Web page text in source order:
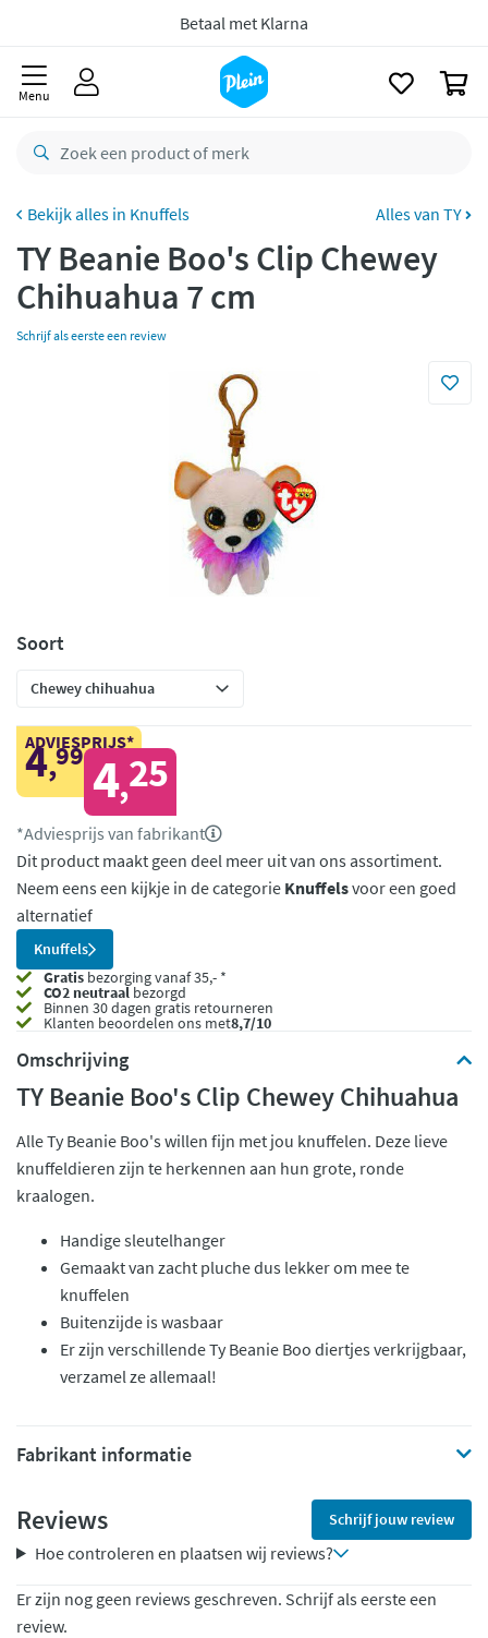
CO2 neutraalbezorgd
Betaal met Klarna
Menu
Knuffels Alles van TY
TY Beanie Boo's Clip Chewey
Chihuahua 7 cm
Schrijf als eerste een review
Soort
ADVIESPRIJS*
4,99 4,25
*Adviesprijs van fabrikant
Dit product maakt geen deel meer uit van ons assortiment.
Neem eens een kijkje in de categorie Knuffelsvoor een goed
alternatief
Knuffels
Gratis bezorging vanaf 35,- *
CO2 neutraalbezorgd
Binnen 30 dagen gratis retourneren
Klanten beoordelen ons met8,7/10
Omschrijving
TY Beanie Boo's Clip Chewey Chihuahua
Alle Ty Beanie Boo's willen fijn met jou knuffelen. Deze lieve
knuffeldieren zijn te herkennen aan hun grote, ronde
kraalogen.
Handige sleutelhanger
Gemaakt van zacht pluche dus lekker om mee te
knuffelen
Buitenzijde is wasbaar
Er zijn verschillende Ty Beanie Boo diertjes verkrijgbaar,
verzamel ze allemaal!
Fabrikant informatie
Reviews Schrijf jouw review
Hoe controleren en plaatsen wij reviews?
Er zijn nog geen reviews geschreven. Schrijf als eerste een
review.